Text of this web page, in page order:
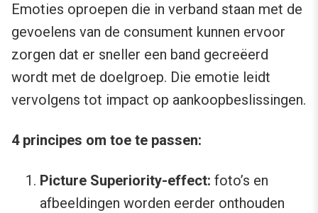
Emoties oproepen die in verband staan met de
gevoelens van de consument kunnen ervoor
zorgen dat er sneller een band gecreëerd
wordt met de doelgroep. Die emotie leidt
vervolgens tot impact op aankoopbeslissingen.
4 principes om toe te passen:
Picture Superiority-effect: foto’s en
afbeeldingen worden eerder onthouden